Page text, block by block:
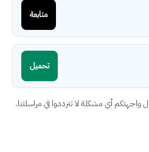
متابعة
تحميل
أي مشكلة لا تترددوا في مراسلتنا.